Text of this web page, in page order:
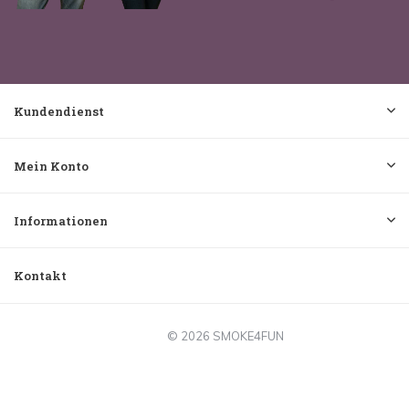
Kundendienst
Mein Konto
Informationen
Kontakt
© 2026 SMOKE4FUN